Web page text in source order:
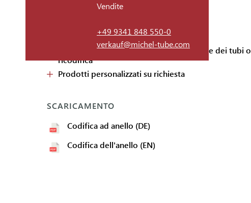
Vendite
+49 9341 848 550-0
verkauf@michel-tube.com
Per il fissaggio libero al tubo flessibile
Facile da rimuovere in caso di sostituzione dei tubi o
ricodifica
Prodotti personalizzati su richiesta
SCARICAMENTO
Codifica ad anello (DE)
Codifica dell'anello (EN)